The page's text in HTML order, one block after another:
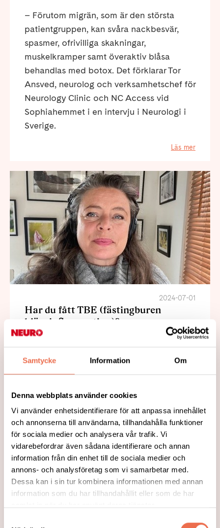
Samtycke Information Om
Denna webbplats använder cookies
Vi använder enhetsidentifierare för att anpassa innehållet
och annonserna till användarna, tillhandahålla funktioner
för sociala medier och analysera vår trafik. Vi
vidarebefordrar även sådana identifierare och annan
information från din enhet till de sociala medier och
annons- och analysföretag som vi samarbetar med.
Dessa kan i sin tur kombinera informationen med annan
information som du har tillhandahållit eller som de har
– Förutom migrän, som är den största
patientgruppen, kan svåra nackbesvär,
spasmer, ofrivilliga skakningar,
muskelkramper samt överaktiv blåsa
behandlas med botox. Det förklarar Tor
Ansved, neurolog och verksamhetschef för
Neurology Clinic och NC Access vid
Sophiahemmet i en intervju i Neurologi i
Sverige.
Läs mer
2024-07-01
Har du fått TBE (fästingburen
hjärninflammation)?
Vi har nu två diagnosstödjare som själva
gått igenom allt vad det innebär att få
stödväxel på 08 677 70 11 och be att få
samtala med Sanna S eller Zanna L.